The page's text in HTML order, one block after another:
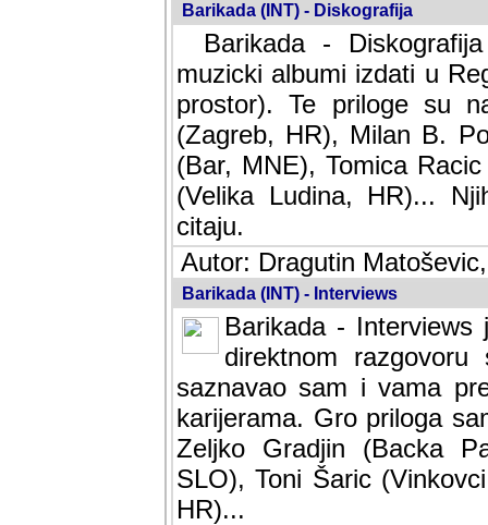
Barikada (INT) - Diskografija
Barikada -
muzicki albumi izdati u
prostor). Te priloge su
(Zagreb, HR), Milan B.
(Bar, MNE), Tomica
(Velika Ludina, HR)...
citaju.
Autor: Dragutin
Barikada (INT) - Interviews
Barikada -
direktnom
saznavao sam i vama
karijerama. Gro priloga
Zeljko Gradjin (Backa
SLO), Toni Šaric
HR)...